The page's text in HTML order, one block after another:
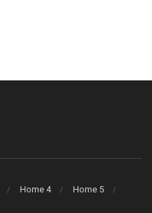
Home 4
Home 5